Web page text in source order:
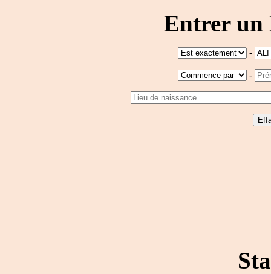
Entrer un
-
-